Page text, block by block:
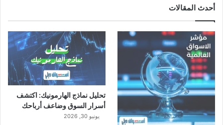
أحدث المقالات
تحليل نماذج الهارمونيك: اكتشف
أسرار السوق وضاعف أرباحك
يونيو 30, 2026